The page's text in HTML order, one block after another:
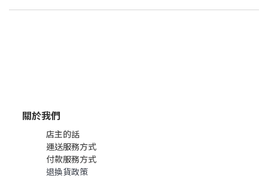
關於我們
店主的話
運送服務方式
付款服務方式
退換貨政策